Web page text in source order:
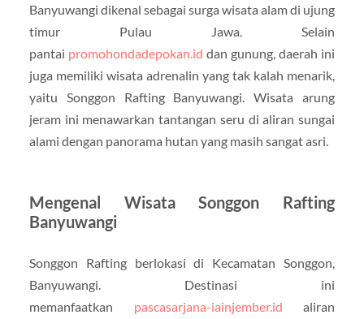
Banyuwangi dikenal sebagai surga wisata alam di ujung
timur Pulau Jawa. Selain
pantai promohondadepokan.id dan gunung, daerah ini
juga memiliki wisata adrenalin yang tak kalah menarik,
yaitu Songgon Rafting Banyuwangi. Wisata arung
jeram ini menawarkan tantangan seru di aliran sungai
alami dengan panorama hutan yang masih sangat asri.
Mengenal Wisata Songgon Rafting
Banyuwangi
Songgon Rafting berlokasi di Kecamatan Songgon,
Banyuwangi. Destinasi ini
memanfaatkan pascasarjana-iainjember.id aliran